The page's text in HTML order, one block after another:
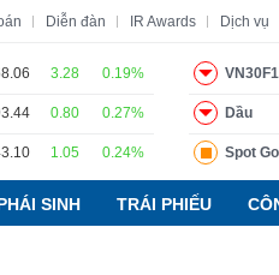
Diễn đàn IR Awards Dịch vụ
3.28 0.19%
0.80 0.27%
1.05 0.24%
Dầu
Spot
SINH TRÁI PHIẾU
Báo cáo phân tích